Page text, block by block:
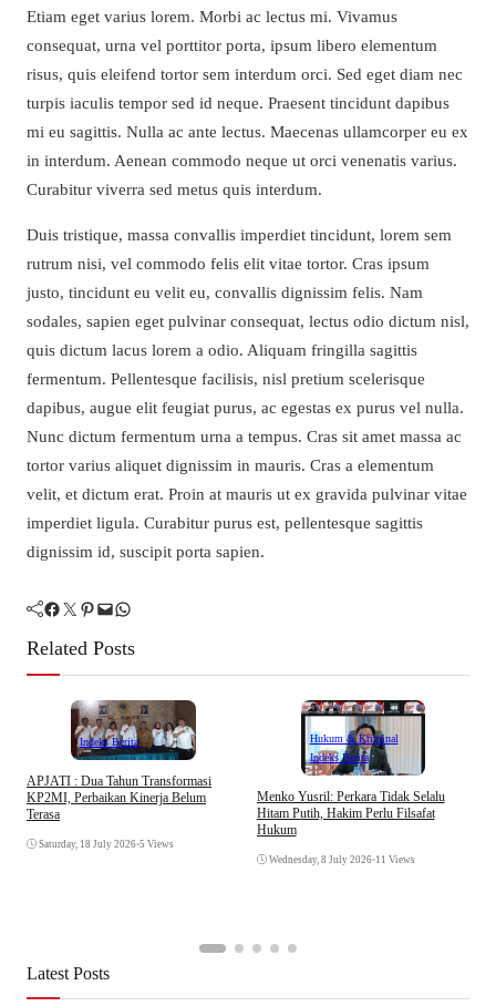
Etiam eget varius lorem. Morbi ac lectus mi. Vivamus
consequat, urna vel porttitor porta, ipsum libero elementum
risus, quis eleifend tortor sem interdum orci. Sed eget diam nec
turpis iaculis tempor sed id neque. Praesent tincidunt dapibus
mi eu sagittis. Nulla ac ante lectus. Maecenas ullamcorper eu ex
in interdum. Aenean commodo neque ut orci venenatis varius.
Curabitur viverra sed metus quis interdum.
Duis tristique, massa convallis imperdiet tincidunt, lorem sem
rutrum nisi, vel commodo felis elit vitae tortor. Cras ipsum
justo, tincidunt eu velit eu, convallis dignissim felis. Nam
sodales, sapien eget pulvinar consequat, lectus odio dictum nisl,
quis dictum lacus lorem a odio. Aliquam fringilla sagittis
fermentum. Pellentesque facilisis, nisl pretium scelerisque
dapibus, augue elit feugiat purus, ac egestas ex purus vel nulla.
Nunc dictum fermentum urna a tempus. Cras sit amet massa ac
tortor varius aliquet dignissim in mauris. Cras a elementum
velit, et dictum erat. Proin at mauris ut ex gravida pulvinar vitae
imperdiet ligula. Curabitur purus est, pellentesque sagittis
dignissim id, suscipit porta sapien.
Facebook Twitter Pinterest Mail WhatsApp
Related Posts
Indeks Berita
APJATI : Dua Tahun Transformasi
KP2MI, Perbaikan Kinerja Belum
Terasa
Saturday, 18 July 2026•5 Views
Hukum & Kriminal
Indeks Berita
Menko Yusril: Perkara Tidak Selalu
Hitam Putih, Hakim Perlu Filsafat
Hukum
Wednesday, 8 July 2026•11 Views
Latest Posts